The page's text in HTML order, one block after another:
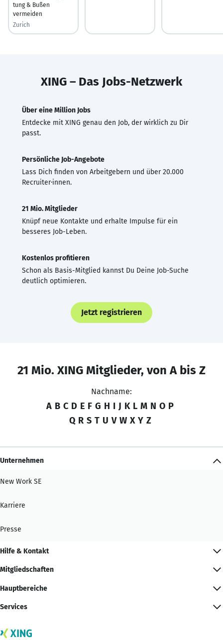
tung & Bußen
vermeiden
Zurich
XING – Das Jobs-Netzwerk
Über eine Million Jobs
Entdecke mit XING genau den Job, der wirklich zu Dir
passt.
Persönliche Job-Angebote
Lass Dich finden von Arbeitgebern und über 20.000
Recruiter·innen.
21 Mio. Mitglieder
Knüpf neue Kontakte und erhalte Impulse für ein
besseres Job-Leben.
Kostenlos profitieren
Schon als Basis-Mitglied kannst Du Deine Job-Suche
deutlich optimieren.
Jetzt registrieren
21 Mio. XING Mitglieder, von A bis Z
Nachname:
A B C D E F G H I J K L M N O P
Q R S T U V W X Y Z
Unternehmen
New Work SE
Karriere
Presse
Hilfe & Kontakt
Mitgliedschaften
Hauptbereiche
Services